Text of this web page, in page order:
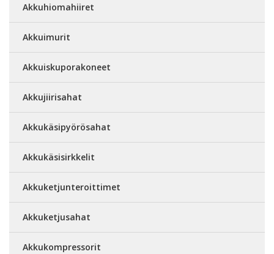
Akkuhiomahiiret
Akkuimurit
Akkuiskuporakoneet
Akkujiirisahat
Akkukäsipyörösahat
Akkukäsisirkkelit
Akkuketjunteroittimet
Akkuketjusahat
Akkukompressorit